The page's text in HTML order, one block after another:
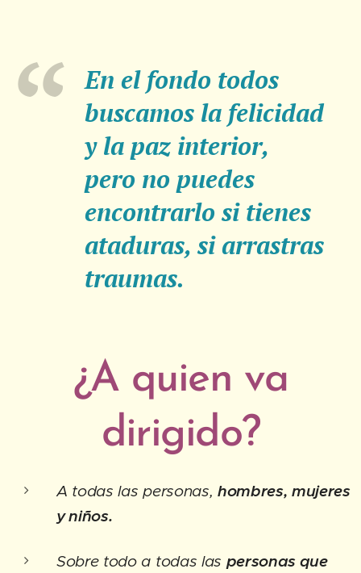
En el fondo todos
buscamos la felicidad
y la paz interior,
pero no puedes
encontrarlo si tienes
ataduras, si arrastras
traumas.
¿A quien va
dirigido?
A todas las personas, hombres, mujeres
y niños.
Sobre todo a todas las personas que